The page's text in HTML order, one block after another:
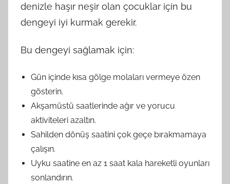
denizle haşır neşir olan çocuklar için bu
dengeyi iyi kurmak gerekir.
Bu dengeyi sağlamak için:
Gün içinde kısa gölge molaları vermeye özen
gösterin.
Akşamüstü saatlerinde ağır ve yorucu
aktiviteleri azaltın.
Sahilden dönüş saatini çok geçe bırakmamaya
çalışın.
Uyku saatine en az 1 saat kala hareketli oyunları
sonlandırın.